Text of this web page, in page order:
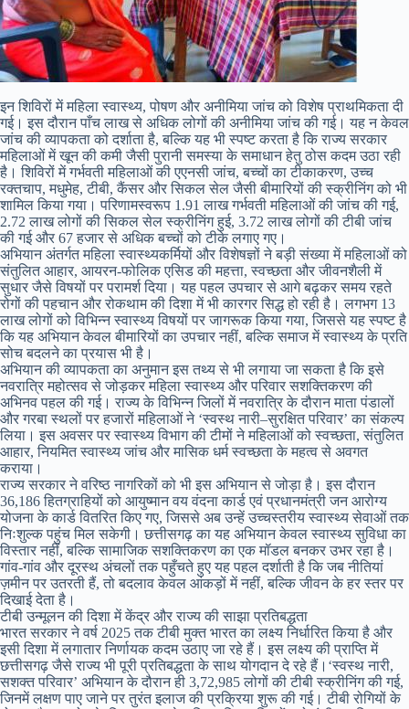
इन शिविरों में महिला स्वास्थ्य, पोषण और अनीमिया जांच को विशेष प्राथमिकता दी
गई। इस दौरान पाँच लाख से अधिक लोगों की अनीमिया जांच की गई। यह न केवल
जांच की व्यापकता को दर्शाता है, बल्कि यह भी स्पष्ट करता है कि राज्य सरकार
महिलाओं में खून की कमी जैसी पुरानी समस्या के समाधान हेतु ठोस कदम उठा रही
है। शिविरों में गर्भवती महिलाओं की एएनसी जांच, बच्चों का टीकाकरण, उच्च
रक्तचाप, मधुमेह, टीबी, कैंसर और सिकल सेल जैसी बीमारियों की स्क्रीनिंग को भी
शामिल किया गया। परिणामस्वरूप 1.91 लाख गर्भवती महिलाओं की जांच की गई,
2.72 लाख लोगों की सिकल सेल स्क्रीनिंग हुई, 3.72 लाख लोगों की टीबी जांच
की गई और 67 हजार से अधिक बच्चों को टीके लगाए गए।
अभियान अंतर्गत महिला स्वास्थ्यकर्मियों और विशेषज्ञों ने बड़ी संख्या में महिलाओं को
संतुलित आहार, आयरन-फोलिक एसिड की महत्ता, स्वच्छता और जीवनशैली में
सुधार जैसे विषयों पर परामर्श दिया। यह पहल उपचार से आगे बढ़कर समय रहते
रोगों की पहचान और रोकथाम की दिशा में भी कारगर सिद्ध हो रही है। लगभग 13
लाख लोगों को विभिन्न स्वास्थ्य विषयों पर जागरूक किया गया, जिससे यह स्पष्ट है
कि यह अभियान केवल बीमारियों का उपचार नहीं, बल्कि समाज में स्वास्थ्य के प्रति
सोच बदलने का प्रयास भी है।
अभियान की व्यापकता का अनुमान इस तथ्य से भी लगाया जा सकता है कि इसे
नवरात्रि महोत्सव से जोड़कर महिला स्वास्थ्य और परिवार सशक्तिकरण की
अभिनव पहल की गई। राज्य के विभिन्न जिलों में नवरात्रि के दौरान माता पंडालों
और गरबा स्थलों पर हजारों महिलाओं ने ‘स्वस्थ नारी–सुरक्षित परिवार’ का संकल्प
लिया। इस अवसर पर स्वास्थ्य विभाग की टीमों ने महिलाओं को स्वच्छता, संतुलित
आहार, नियमित स्वास्थ्य जांच और मासिक धर्म स्वच्छता के महत्व से अवगत
कराया।
राज्य सरकार ने वरिष्ठ नागरिकों को भी इस अभियान से जोड़ा है। इस दौरान
36,186 हितग्राहियों को आयुष्मान वय वंदना कार्ड एवं प्रधानमंत्री जन आरोग्य
योजना के कार्ड वितरित किए गए, जिससे अब उन्हें उच्चस्तरीय स्वास्थ्य सेवाओं तक
निःशुल्क पहुंच मिल सकेगी। छत्तीसगढ़ का यह अभियान केवल स्वास्थ्य सुविधा का
विस्तार नहीं, बल्कि सामाजिक सशक्तिकरण का एक मॉडल बनकर उभर रहा है।
गांव-गांव और दूरस्थ अंचलों तक पहुँचते हुए यह पहल दर्शाती है कि जब नीतियां
ज़मीन पर उतरती हैं, तो बदलाव केवल आंकड़ों में नहीं, बल्कि जीवन के हर स्तर पर
दिखाई देता है।
टीबी उन्मूलन की दिशा में केंद्र और राज्य की साझा प्रतिबद्धता
भारत सरकार ने वर्ष 2025 तक टीबी मुक्त भारत का लक्ष्य निर्धारित किया है और
इसी दिशा में लगातार निर्णायक कदम उठाए जा रहे हैं। इस लक्ष्य की प्राप्ति में
छत्तीसगढ़ जैसे राज्य भी पूरी प्रतिबद्धता के साथ योगदान दे रहे हैं।‘स्वस्थ नारी,
सशक्त परिवार’ अभियान के दौरान ही 3,72,985 लोगों की टीबी स्क्रीनिंग की गई,
जिनमें लक्षण पाए जाने पर तुरंत इलाज की प्रक्रिया शुरू की गई। टीबी रोगियों के